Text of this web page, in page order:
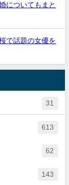
についてもまと
で話題の女優を
31
613
62
143